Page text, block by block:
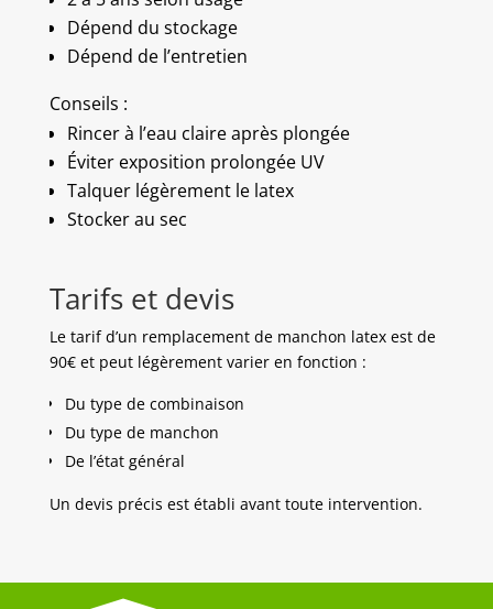
Dépend du stockage
Dépend de l’entretien
Conseils :
Rincer à l’eau claire après plongée
Éviter exposition prolongée UV
Talquer légèrement le latex
Stocker au sec
Tarifs et devis
Le tarif d’un remplacement de manchon latex est de
90€ et peut légèrement varier en fonction :
Du type de combinaison
Du type de manchon
De l’état général
Un devis précis est établi avant toute intervention.